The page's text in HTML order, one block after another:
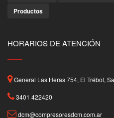
Productos
HORARIOS DE ATENCIÓN
General Las Heras 754, El Trébol,
3401 422420
dcm@compresoresdcm.com.ar